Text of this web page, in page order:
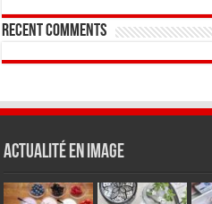
Recent Comments
Actualité en Image